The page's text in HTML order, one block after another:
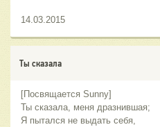
14.03.2015
Ты сказала
[Посвящается Sunny]
Ты сказала, меня дразнившая;
Я пытался не выдать себя,